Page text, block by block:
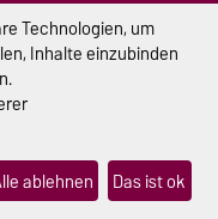
Technologien, um
Inhalte einzubinden
ablehnen Das ist ok